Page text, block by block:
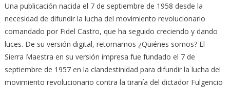
Una publicación nacida el 7 de septiembre de 1958 desde la
necesidad de difundir la lucha del movimiento revolucionario
comandado por Fidel Castro, que ha seguido creciendo y dando
luces. De su versión digital, retomamos ¿Quiénes somos? El
Sierra Maestra en su versión impresa fue fundado el 7 de
septiembre de 1957 en la clandestinidad para difundir la lucha del
movimiento revolucionario contra la tiranía del dictador Fulgencio